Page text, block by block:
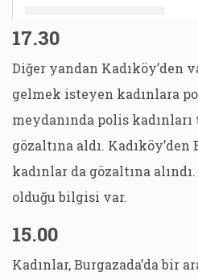
17.30
Diğer yandan Kadıköy’den
gelmek isteyen kadınlara
meydanında polis
gözaltına aldı. Kadıköy’den
kadınlar da gözaltına
olduğu bilgisi var.
15.00
Kadınlar, Burgazada’da bir